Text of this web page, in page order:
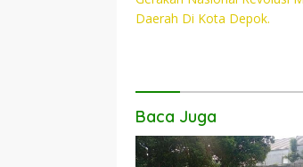
o p
Daerah Di Kota Depok.
Baca Juga